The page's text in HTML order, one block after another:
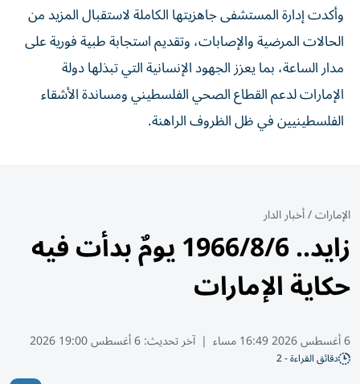
وأكدت إدارة المستشفى جاهزيتها الكاملة لاستقبال المزيد من
الحالات المرضية والإصابات، وتقديم استجابة طبية فورية على
مدار الساعة، بما يعزز الجهود الإنسانية التي تبذلها دولة
الإمارات لدعم القطاع الصحي الفلسطيني ومساندة الأشقاء
الفلسطينيين في ظل الظروف الراهنة.
الإمارات/أخبار الدار
زايد.. 1966/8/6 يومٌ بدأت فيه
حكاية الإمارات
6 أغسطس 2026 16:49 مساء | آخر تحديث:6 أغسطس 19:00 2026
دقائق القراءة - 2